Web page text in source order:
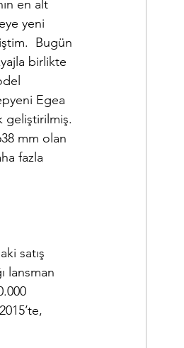
en alt
yeni
Bugün
birlikte
Egea
geliştirilmiş.
mm olan
fazla
satış
lansman